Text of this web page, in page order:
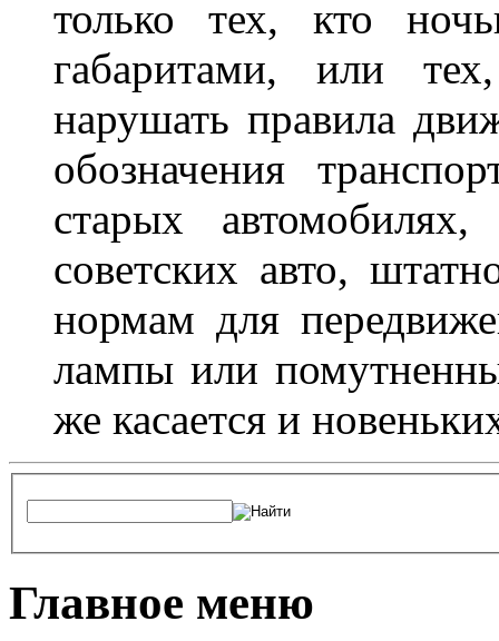
только тех, кто
габаритами, или
нарушать правила
обозначения
старых
советских авто,
нормам для
лампы или
же касается и
Главное меню